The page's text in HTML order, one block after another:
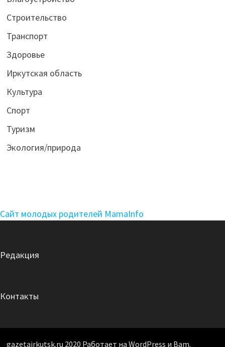
Строительство
Транспорт
Здоровье
Иркутская область
Культура
Спорт
Туризм
Экология/природа
Сайт молодых родителей MamaInfo
Редакция
Контакты
gazetairkutsk.ru 2020 Работает на WordPress и Bam.